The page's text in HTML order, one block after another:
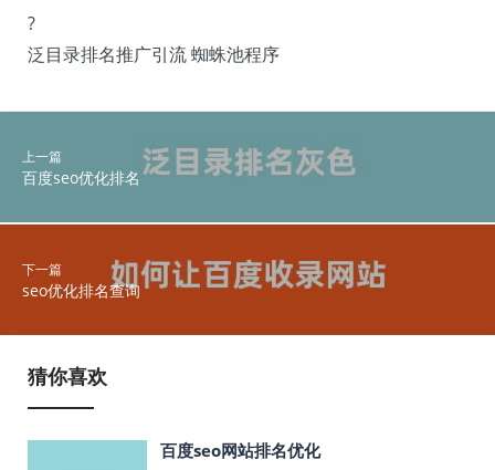
?
泛目录排名推广引流 蜘蛛池程序
上一篇
百度seo优化排名
下一篇
seo优化排名查询
猜你喜欢
百度seo网站排名优化